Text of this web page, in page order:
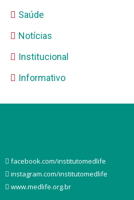
Saúde
Notícias
Institucional
Informativo
facebook.com/institutomedlife
instagram.com/institutomedlife
www.medlife.org.br